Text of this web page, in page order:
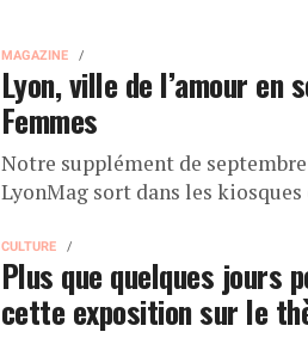
MAGAZINE
Lyon, ville de l’amour en
Femmes
Notre supplément de
LyonMag sort dans les kiosques
CULTURE
Plus que quelques jours
cette exposition sur le